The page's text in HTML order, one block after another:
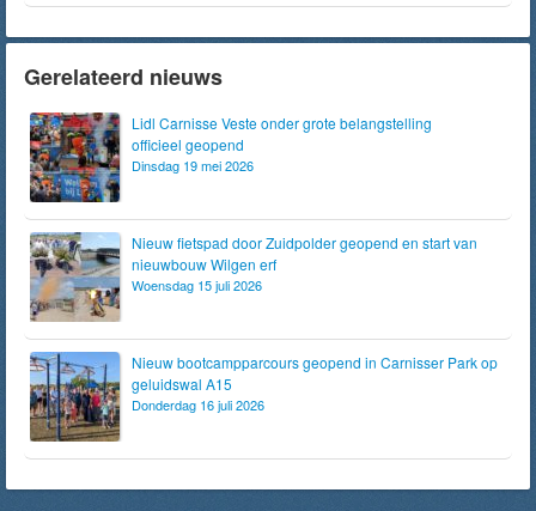
Gerelateerd nieuws
Lidl Carnisse Veste onder grote belangstelling
officieel geopend
Dinsdag 19 mei 2026
Nieuw fietspad door Zuidpolder geopend en start van
nieuwbouw Wilgen erf
Woensdag 15 juli 2026
Nieuw bootcampparcours geopend in Carnisser Park op
geluidswal A15
Donderdag 16 juli 2026